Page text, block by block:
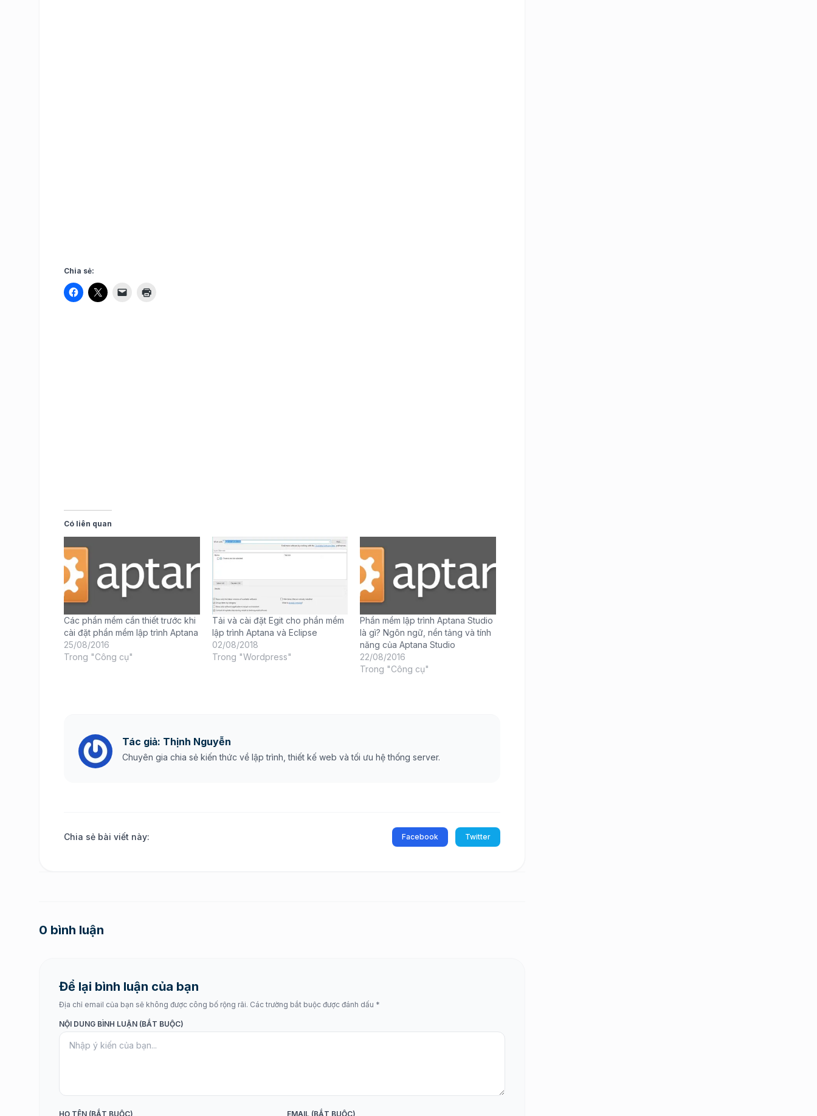
Chia sẻ:
Có liên quan
Các phần mềm cần thiết trước khi
cài đặt phần mềm lập trình Aptana
25/08/2016
Trong "Công cụ"
Tải và cài đặt Egit cho phần mềm
lập trình Aptana và Eclipse
02/08/2018
Trong "Wordpress"
Phần mềm lập trình Aptana Studio
là gì? Ngôn ngữ, nền tảng và tính
năng của Aptana Studio
22/08/2016
Trong "Công cụ"
Tác giả: Thịnh Nguyễn
Chuyên gia chia sẻ kiến thức về lập trình, thiết kế web và tối ưu hệ thống server.
Chia sẻ bài viết này: Facebook Twitter
0 bình luận
Để lại bình luận của bạn
Địa chỉ email của bạn sẽ không được công bố rộng rãi. Các trường bắt buộc được đánh dấu *
NỘI DUNG BÌNH LUẬN (BẮT BUỘC)
HỌ TÊN (BẮT BUỘC) EMAIL (BẮT BUỘC)